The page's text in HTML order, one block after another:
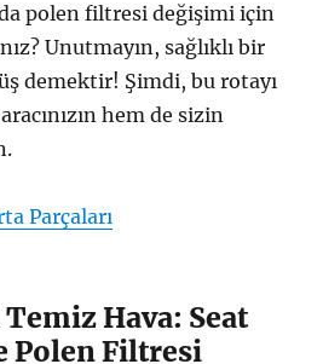
polen filtresi değişimi için
Unutmayın, sağlıklı bir
demektir! Şimdi, bu rotayı
hem de sizin
Parçaları
Temiz Hava: Seat
Polen Filtresi